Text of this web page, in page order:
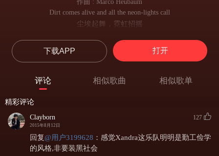
作曲 : Marco Heubaum
Dirt comes alive and all the neon-lights call
尘埃起舞，霓虹招摇
魔鬼，愚人和一袭黑衣的女人
She's of the kind nighttime-insomniac
她在夜里无法入眠
她看到了猎物，她知道
Desire darker than black
渴望比黑暗更深的罪恶
下载APP 打开
评论 相似歌曲 相似歌单
精彩评论
Clayborn
2015年8月12日
127
回复@用户3199628 ： 感觉Xandra这乐队明明是勤工俭学
的风格,非要装黑社会